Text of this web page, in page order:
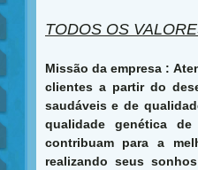
TODOS OS
Missão da empresa :
clientes a partir do
saudáveis e de
qualidade genética
contribuam para a
realizando seus